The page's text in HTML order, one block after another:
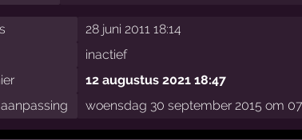
28 juni 2011 18:14
inactief
12 augustus 2021 18:47
woensdag 30 september 2015 om